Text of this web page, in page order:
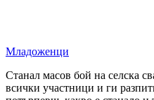
Младоженци
Станал масов бой на селска
всички участници и ги